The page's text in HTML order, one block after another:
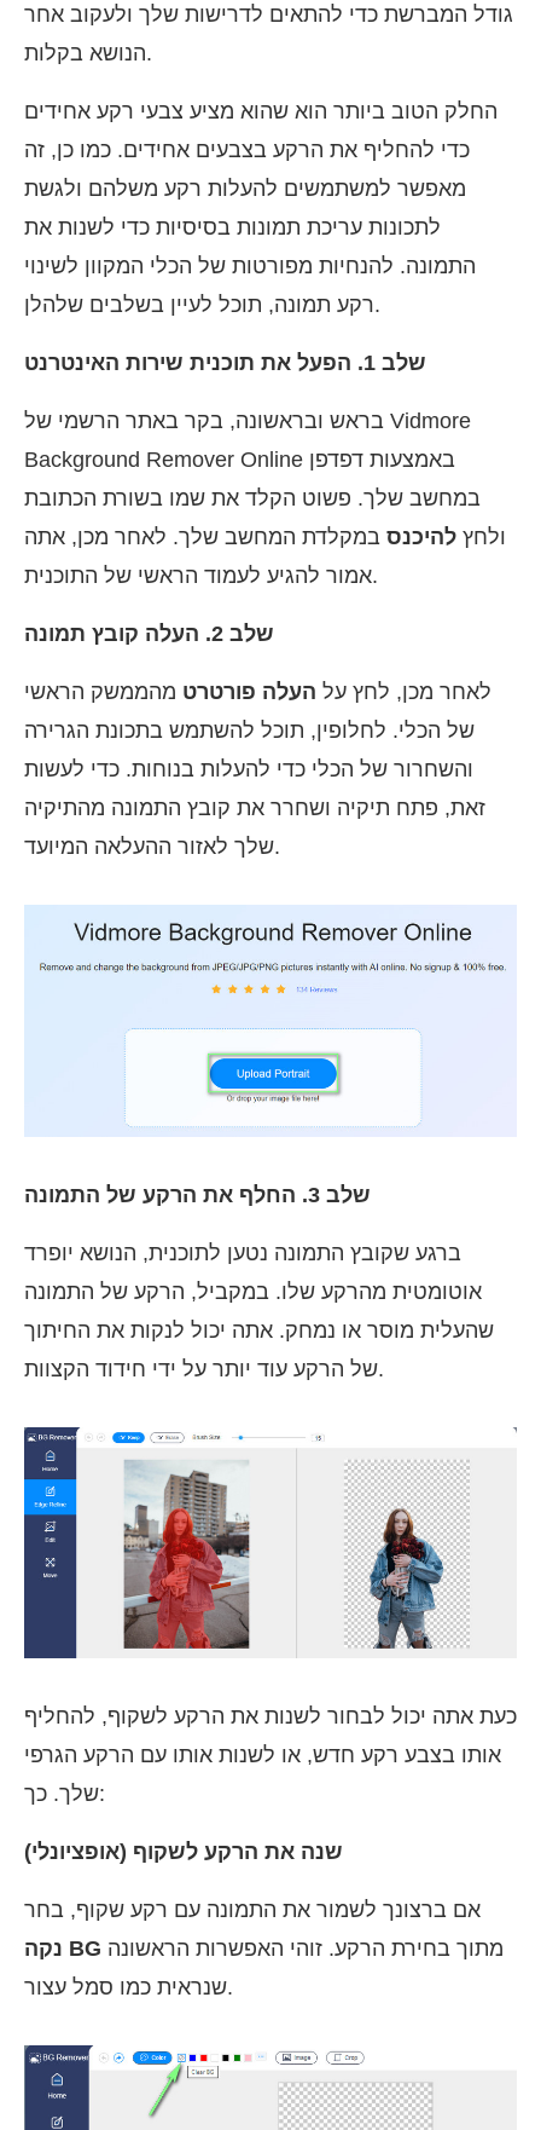
גודל המברשת כדי להתאים לדרישות שלך ולעקוב אחר
הנושא בקלות.
החלק הטוב ביותר הוא שהוא מציע צבעי רקע אחידים
כדי להחליף את הרקע בצבעים אחידים. כמו כן, זה
מאפשר למשתמשים להעלות רקע משלהם ולגשת
לתכונות עריכת תמונות בסיסיות כדי לשנות את
התמונה. להנחיות מפורטות של הכלי המקוון לשינוי
רקע תמונה, תוכל לעיין בשלבים שלהלן.
שלב 1. הפעל את תוכנית שירות האינטרנט
בראש ובראשונה, בקר באתר הרשמי של Vidmore
Background Remover Online באמצעות דפדפן
במחשב שלך. פשוט הקלד את שמו בשורת הכתובת
ולחץ להיכנס במקלדת המחשב שלך. לאחר מכן, אתה
אמור להגיע לעמוד הראשי של התוכנית.
שלב 2. העלה קובץ תמונה
לאחר מכן, לחץ על העלה פורטרט מהממשק הראשי
של הכלי. לחלופין, תוכל להשתמש בתכונת הגרירה
והשחרור של הכלי כדי להעלות בנוחות. כדי לעשות
זאת, פתח תיקיה ושחרר את קובץ התמונה מהתיקיה
שלך לאזור ההעלאה המיועד.
שלב 3. החלף את הרקע של התמונה
ברגע שקובץ התמונה נטען לתוכנית, הנושא יופרד
אוטומטית מהרקע שלו. במקביל, הרקע של התמונה
שהעלית מוסר או נמחק. אתה יכול לנקות את החיתוך
של הרקע עוד יותר על ידי חידוד הקצוות.
כעת אתה יכול לבחור לשנות את הרקע לשקוף, להחליף
אותו בצבע רקע חדש, או לשנות אותו עם הרקע הגרפי
שלך. כך:
שנה את הרקע לשקוף (אופציונלי)
אם ברצונך לשמור את התמונה עם רקע שקוף, בחר
נקה BG
שנראית כמו סמל עצור.